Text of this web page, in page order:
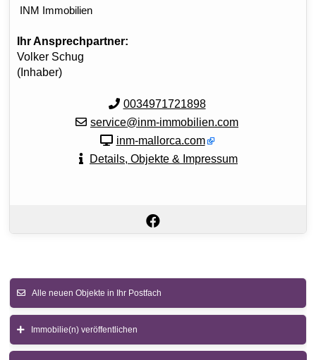
INM Immobilien
Ihr Ansprechpartner:
Volker Schug
(Inhaber)
0034971721898
service@inm-immobilien.com
inm-mallorca.com
Details, Objekte & Impressum
Alle neuen Objekte in Ihr Postfach
Immobilie(n) veröffentlichen